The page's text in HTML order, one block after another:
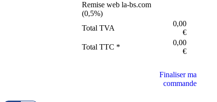
Remise web la-bs.com
(0,5%)
Total TVA
0,00
€
Total TTC *
0,00
€
Finaliser ma
commande